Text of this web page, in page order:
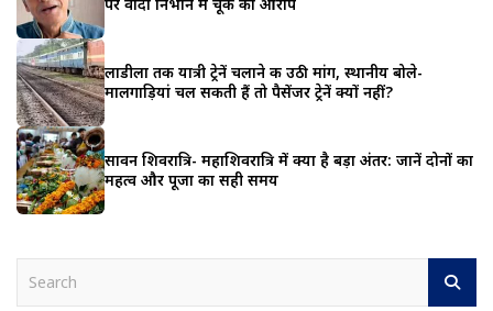
लाडीला तक यात्री ट्रेनें चलाने की उठी मांग, स्थानीय बोले-
मालगाड़ियां चल सकती हैं तो पैसेंजर ट्रेनें क्यों नहीं?
सावन शिवरात्रि- महाशिवरात्रि में क्या है बड़ा अंतर: जानें दोनों का
महत्व और पूजा का सही समय